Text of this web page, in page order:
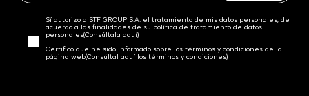
Sí autorizo a STF GROUP S.A. el tratamiento de mis datos personales, de
acuerdo a las finalidades de su política de tratamiento de datos
personales‎(Consúltala aquí)
Certifico que he sido informado sobre los términos y condiciones de la
página web‎(Consúltal aquí los términos y condiciones)